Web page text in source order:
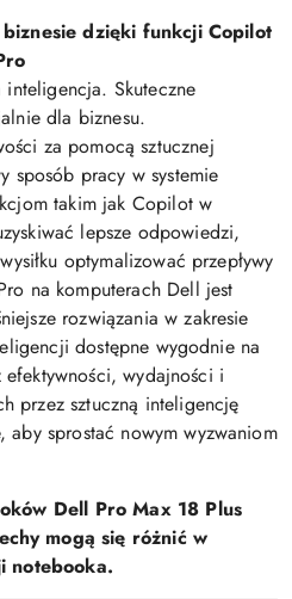
dzięki funkcji Copilot
inteligencja. Skuteczne
dla biznesu.
za pomocą sztucznej
sposób pracy w systemie
takim jak Copilot w
lepsze odpowiedzi,
optymalizować przepływy
na komputerach Dell jest
rozwiązania w zakresie
dostępne wygodnie na
wydajności i
przez sztuczną inteligencję
sprostać nowym wyzwaniom
Dell Pro Max 18 Plus
mogą się różnić w
notebooka.